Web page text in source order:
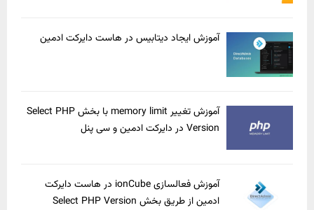
آموزش ایجاد دیتابیس در هاست دایرکت ادمین
آموزش تغییر memory limit با بخش Select PHP
Version در دایرکت ادمین و سی پنل
آموزش فعالسازی ionCube در هاست دایرکت
ادمین از طریق بخش Select PHP Version